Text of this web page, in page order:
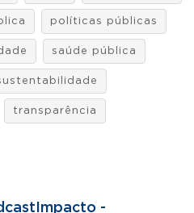
políticas públicas
saúde pública
transparência
-